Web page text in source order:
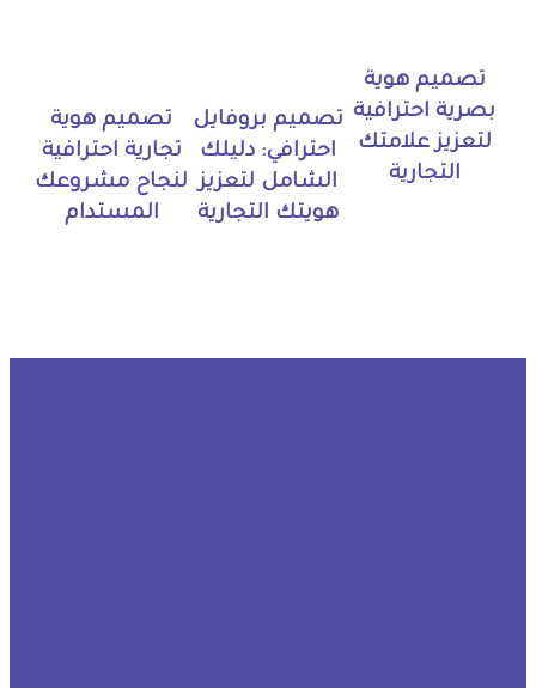
تصميم هوية
بصرية احترافية
لتعزيز علامتك
التجارية
تصميم بروفايل
احترافي: دليلك
الشامل لتعزيز
هويتك التجارية
تصميم هوية
تجارية احترافية
لنجاح مشروعك
المستدام